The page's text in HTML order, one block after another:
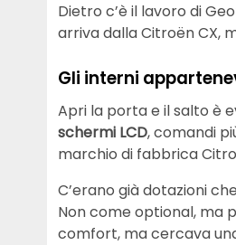
Dietro c’è il lavoro di
arriva dalla Citroën CX,
Gli interni
Apri la porta e il salto è
schermi LCD, comandi
marchio di fabbrica
C’erano già dotazioni
Non come optional, ma
comfort, ma cercava